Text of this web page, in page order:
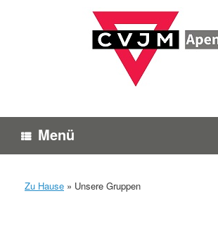
Menü
Zu Hause » Unsere Gruppen